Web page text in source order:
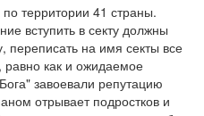
территории 41 страны.
вступить в секту должны
переписать на имя секты все
как и ожидаемое
завоевали репутацию
отрывает подростков и